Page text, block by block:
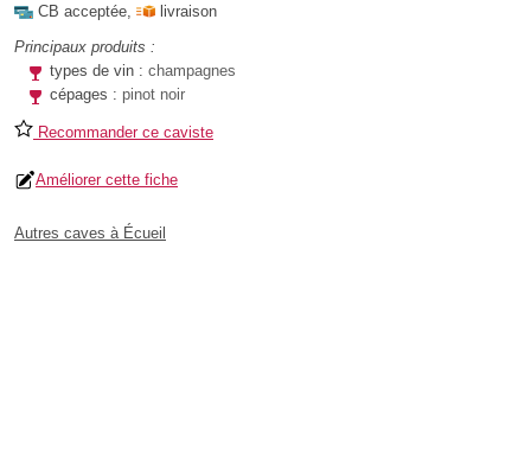
CB acceptée,
livraison
Principaux produits :
types de vin : champagnes
cépages : pinot noir
Recommander ce caviste
Améliorer cette fiche
Autres caves à Écueil